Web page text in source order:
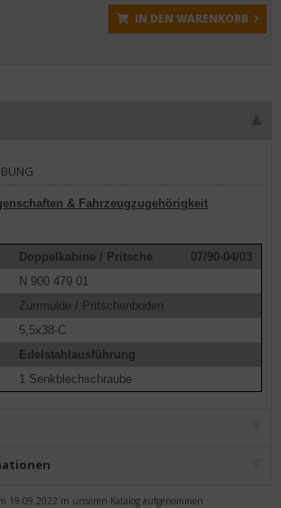
IN DEN WARENKORB
& Fahrzeugzugehörigkeit
Doppelkabine / Pritsche
07/90-04/03
N 900 479 01
Zurrmulde / Pritschenboden
5,5x38-C
Edelstahlausführung
1 Senkblechschraube
19.09.2022 in unseren Katalog aufgenommen.